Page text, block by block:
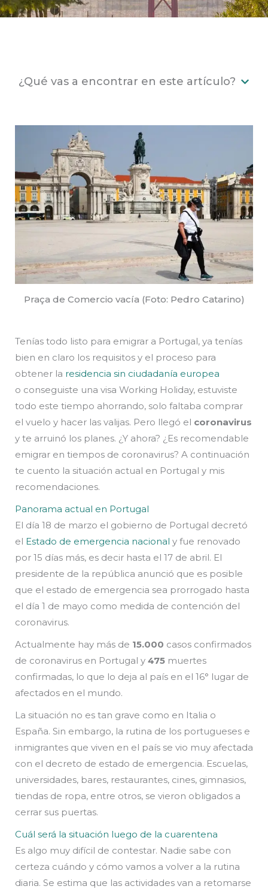
¿Qué vas a encontrar en este artículo?
Praça de Comercio vacía (Foto: Pedro Catarino)
Tenías todo listo para emigrar a Portugal, ya tenías
bien en claro los requisitos y el proceso para
obtener la residencia sin ciudadanía europea
o conseguiste una visa Working Holiday, estuviste
todo este tiempo ahorrando, solo faltaba comprar
el vuelo y hacer las valijas. Pero llegó el coronavirus
y te arruinó los planes. ¿Y ahora? ¿Es recomendable
emigrar en tiempos de coronavirus? A continuación
te cuento la situación actual en Portugal y mis
recomendaciones.
Panorama actual en Portugal
El día 18 de marzo el gobierno de Portugal decretó
el Estado de emergencia nacional y fue renovado
por 15 días más, es decir hasta el 17 de abril. El
presidente de la república anunció que es posible
que el estado de emergencia sea prorrogado hasta
el día 1 de mayo como medida de contención del
coronavirus.
Actualmente hay más de 15.000 casos confirmados
de coronavirus en Portugal y 475 muertes
confirmadas, lo que lo deja al país en el 16° lugar de
afectados en el mundo.
La situación no es tan grave como en Italia o
España. Sin embargo, la rutina de los portugueses e
inmigrantes que viven en el país se vio muy afectada
con el decreto de estado de emergencia. Escuelas,
universidades, bares, restaurantes, cines, gimnasios,
tiendas de ropa, entre otros, se vieron obligados a
cerrar sus puertas.
Cuál será la situación luego de la cuarentena
Es algo muy difícil de contestar. Nadie sabe con
certeza cuándo y cómo vamos a volver a la rutina
diaria. Se estima que las actividades van a retomarse